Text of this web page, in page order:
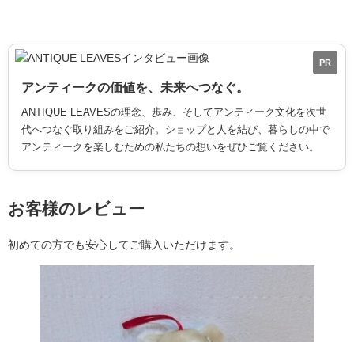
PR
アンティークの価値を、未来へつなぐ。
ANTIQUE LEAVESの理念、歩み、そしてアンティーク文化を次世
代へつなぐ取り組みをご紹介。ショップと人を結び、暮らしの中で
アンティークを楽しむための私たちの想いをぜひご覧ください。
お客様のレビュー
初めての方でも安心してご購入いただけます。